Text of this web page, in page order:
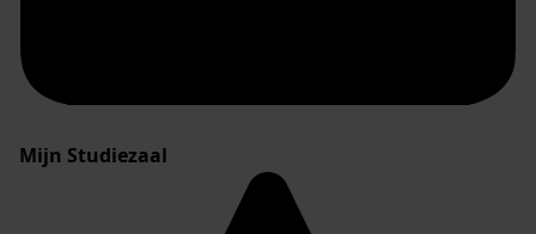
Mijn Studiezaal